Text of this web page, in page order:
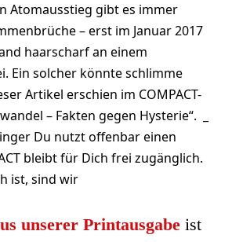
Atomausstieg gibt es immer
– erst im Januar 2017
haarscharf an einem
Ein solcher könnte schlimme
Artikel erschien im COMPACT-
– Fakten gegen Hysterie“. _
Du nutzt offenbar einen
bleibt für Dich frei zugänglich.
ist, sind wir
unserer Printausgabe ist